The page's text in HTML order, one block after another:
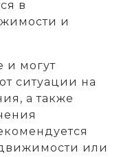
в
и
и могут
ситуации на
а также
или